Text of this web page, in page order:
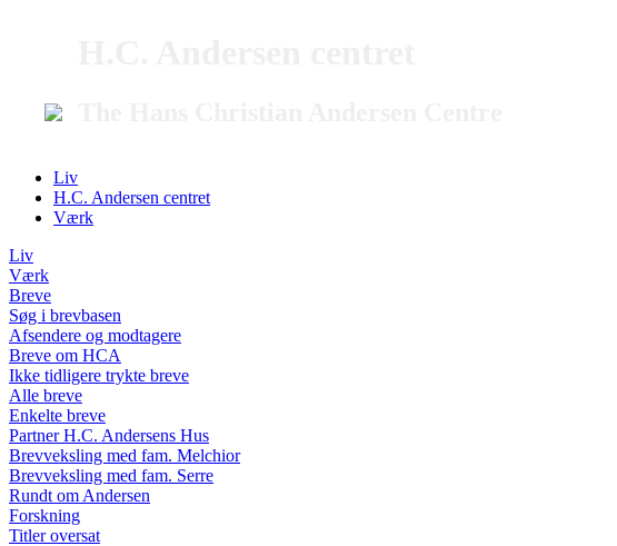
Liv
H.C. Andersen centret
Værk
Liv
Værk
Breve
Søg i brevbasen
Afsendere og modtagere
Breve om HCA
Ikke tidligere trykte breve
Alle breve
Enkelte breve
Partner H.C. Andersens Hus
Brevveksling med fam. Melchior
Brevveksling med fam. Serre
Rundt om Andersen
Forskning
Titler oversat